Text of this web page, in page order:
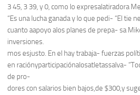
3 45, 3 39, y 0, como lo expresalatiradora
“Es una lucha ganada y lo que pedi- “El tie
cuanto aapoyo alos planes de prepa- sa
inversiones.
mos esjusto. En el hay trabaja- fuerzas
en raciónyparticipaciónalosatletassalva-
de pro-
dores con salarios bien bajos,de $300,y